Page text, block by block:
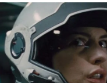
Más sobre este tema:
Anne Hathaway